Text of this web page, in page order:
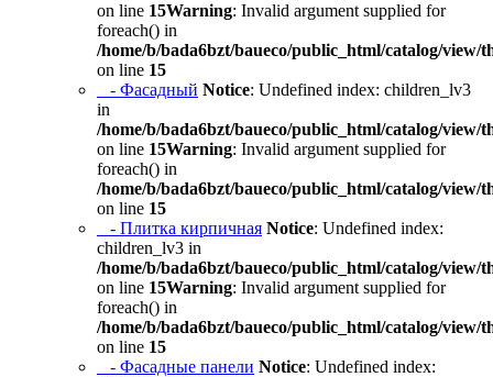
on line 15Warning: Invalid argument supplied for
foreach() in
/home/b/bada6bzt/baueco/public_html/catalog/view/
on line 15
- Фасадный Notice: Undefined index: children_lv3
in
/home/b/bada6bzt/baueco/public_html/catalog/view/
on line 15Warning: Invalid argument supplied for
foreach() in
/home/b/bada6bzt/baueco/public_html/catalog/view/
on line 15
- Плитка кирпичная Notice: Undefined index:
children_lv3 in
/home/b/bada6bzt/baueco/public_html/catalog/view/
on line 15Warning: Invalid argument supplied for
foreach() in
/home/b/bada6bzt/baueco/public_html/catalog/view/
on line 15
- Фасадные панели Notice: Undefined index: